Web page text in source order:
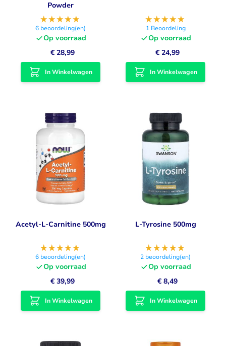
Powder
6 beoordeling(en)
Op voorraad
€ 28,99
In Winkelwagen
1 Beoordeling
Op voorraad
€ 24,99
In Winkelwagen
Acetyl-L-Carnitine 500mg
6 beoordeling(en)
Op voorraad
€ 39,99
In Winkelwagen
L-Tyrosine 500mg
2 beoordeling(en)
Op voorraad
€ 8,49
In Winkelwagen